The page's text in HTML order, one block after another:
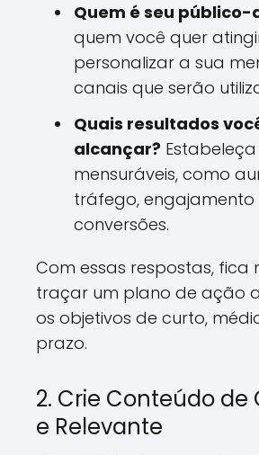
Quem é seu público-
quem você quer
personalizar a sua
canais que serão
Quais resultados
alcançar?
mensuráveis, como
tráfego, engajamento
conversões.
Com essas respostas, fica
traçar um plano de ação
os objetivos de curto,
prazo.
2. Crie Conteúdo de
e Relevante